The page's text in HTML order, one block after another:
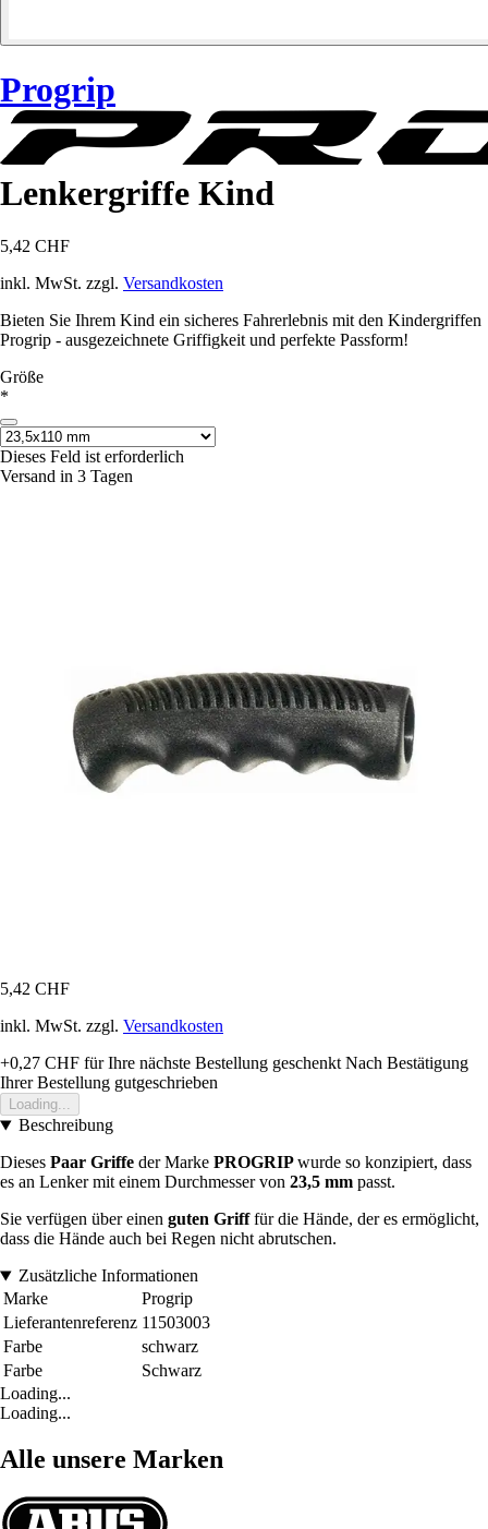
Progrip
Lenkergriffe Kind
5,42 CHF
inkl. MwSt. zzgl. Versandkosten
Bieten Sie Ihrem Kind ein sicheres Fahrerlebnis mit den Kindergriffen
Progrip - ausgezeichnete Griffigkeit und perfekte Passform!
Größe
*
Dieses Feld ist erforderlich
Versand in 3 Tagen
5,42 CHF
inkl. MwSt. zzgl. Versandkosten
+0,27 CHF für Ihre nächste Bestellung geschenkt Nach Bestätigung
Ihrer Bestellung gutgeschrieben
Loading...
Beschreibung
Dieses Paar Griffe der Marke PROGRIPwurde so konzipiert, dass
es an Lenker mit einem Durchmesser von 23,5 mm passt.
Sie verfügen über einen guten Grifffür die Hände, der es ermöglicht,
dass die Hände auch bei Regen nicht abrutschen.
Zusätzliche Informationen
Marke
Progrip
Lieferantenreferenz 11503003
Farbe
schwarz
Farbe
Schwarz
Loading...
Loading...
Alle unsere Marken